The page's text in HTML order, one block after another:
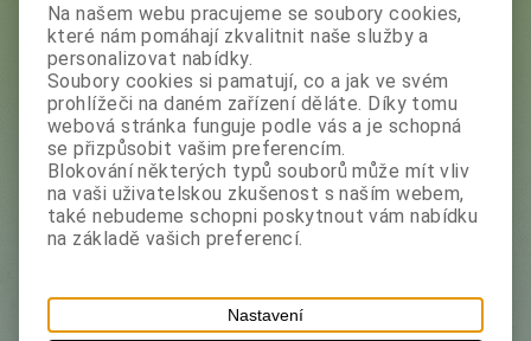
JIMMY FOX ROYAL LÍZÁTKO lollipop
8g (180ks)
Výrobce: Jimmy Fox Katalogové číslo:
Složení lízátka 8g: glukóza, glukózový sirup,
maltodextrin, regulátor kyselosti: kyselina
citronová E330, emulgátor E470b, umělá
OVLIVŇOVAT ČINNOST A POZORNOST DĚTÍ....
Vaše cena bez DPH:360 Kč
Na našem webu pracujeme se soubory cookies,
které nám pomáhají zkvalitnit naše služby a
personalizovat nabídky.
Soubory cookies si pamatují, co a jak ve svém
prohlížeči na daném zařízení děláte. Díky tomu
webová stránka funguje podle vás a je schopná
se přizpůsobit vašim preferencím.
Blokování některých typů souborů může mít vliv
na vaši uživatelskou zkušenost s naším webem,
také nebudeme schopni poskytnout vám nabídku
na základě vašich preferencí.
Nastavení